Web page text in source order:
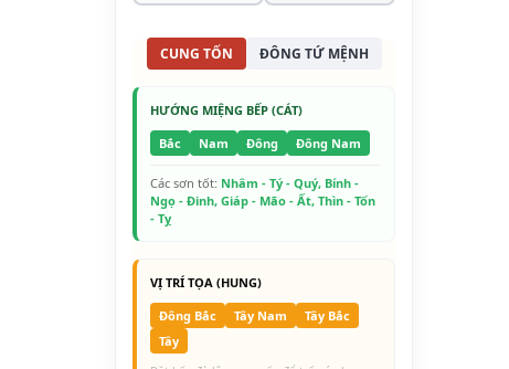
CUNG TỐN ĐÔNG TỨ MỆNH
HƯỚNG MIỆNG BẾP (CÁT)
Bắc
Nam Đông Đông Nam
Các sơn tốt: Nhâm - Tý - Quý, Bính -
Ngọ - Đinh, Giáp - Mão - Ất, Thìn - Tốn
- Tỵ
VỊ TRÍ TỌA (HUNG)
Đông Bắc
Tây Nam
Tây Bắc
Tây